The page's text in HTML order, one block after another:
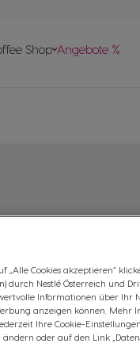
Shop Angebote %
„Alle Cookies akzeptieren“
durch Nestlé Österreich und
Informationen über Ihr
anzeigen können. Mehr
Ihre Cookie-
ändern oder auf den Link